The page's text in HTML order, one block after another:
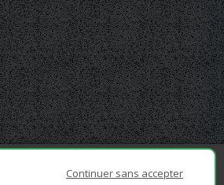
Continuer sans accepter